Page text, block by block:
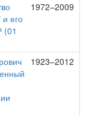
и его
(01
1972–2009
1923–2012